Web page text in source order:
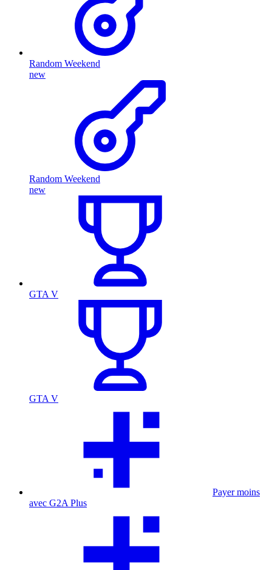
Random Weekend
new
Random Weekend
new
GTA V
GTA V
Payer moins
avec G2A Plus